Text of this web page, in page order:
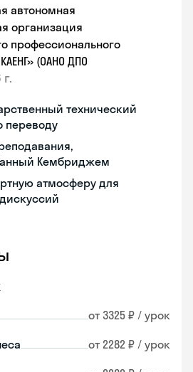
автономная
организация
профессионального
(ОАНО ДПО
технический
переводу
Кембриджем
атмосферу для
от 3325 ₽ / урок
от 2282 ₽ / урок